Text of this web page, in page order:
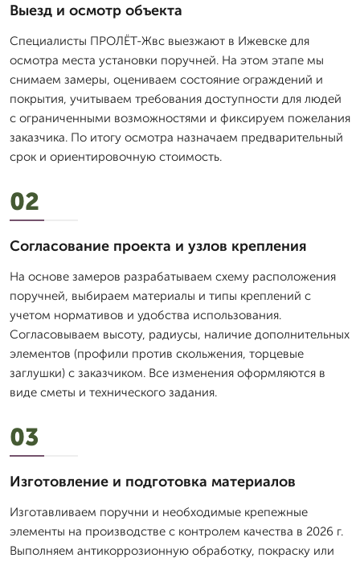
Выезд и осмотр объекта
Специалисты ПРОЛЁТ-Жвс выезжают в Ижевске для
осмотра места установки поручней. На этом этапе мы
снимаем замеры, оцениваем состояние ограждений и
покрытия, учитываем требования доступности для людей
с ограниченными возможностями и фиксируем пожелания
заказчика. По итогу осмотра назначаем предварительный
срок и ориентировочную стоимость.
02
Согласование проекта и узлов крепления
На основе замеров разрабатываем схему расположения
поручней, выбираем материалы и типы креплений с
учетом нормативов и удобства использования.
Согласовываем высоту, радиусы, наличие дополнительных
элементов (профили против скольжения, торцевые
заглушки) с заказчиком. Все изменения оформляются в
виде сметы и технического задания.
03
Изготовление и подготовка материалов
Изготавливаем поручни и необходимые крепежные
элементы на производстве с контролем качества в 2026 г.
Выполняем антикоррозионную обработку, покраску или